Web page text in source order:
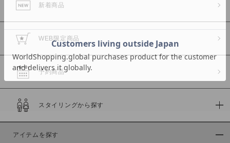
カラー
商品タイプ
新着商品
WEB限定商品
予約商品
スタイリングから探す
アイテムを探す